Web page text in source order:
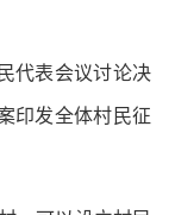
表会议讨论决
印发全体村民征